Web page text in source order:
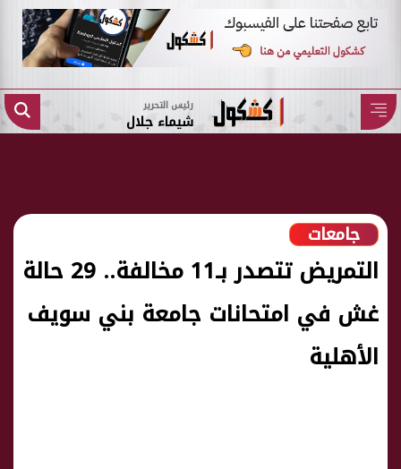
رئيس التحرير
شيماء جلال
جامعات
التمريض تتصدر بـ11 مخالفة.. 29 حالة
غش في امتحانات جامعة بني سويف
الأهلية